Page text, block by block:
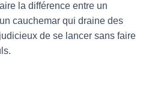
la différence entre un
cauchemar qui draine des
de se lancer sans faire